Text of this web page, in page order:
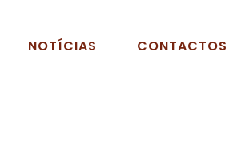
NOTÍCIAS CONTACTOS